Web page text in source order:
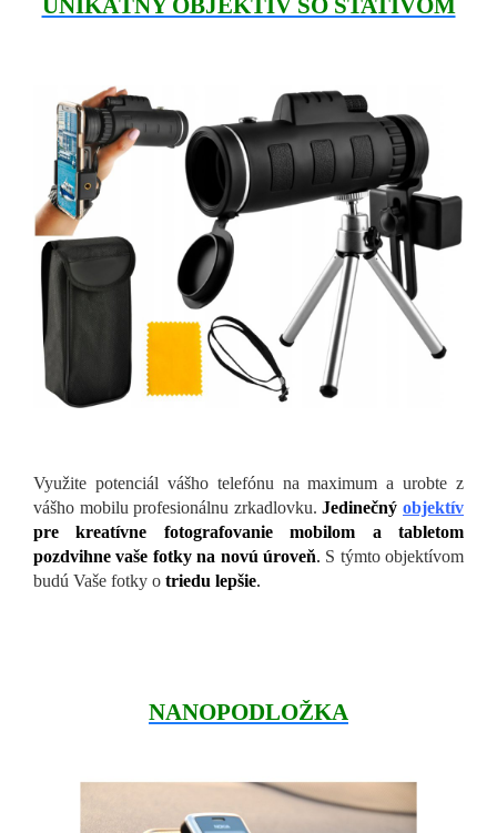
Využite potenciál vášho telefónu na maximum a urobte z
vášho mobilu profesionálnu zrkadlovku.Jedinečnýobjektív
pre kreatívne fotografovanie mobilom a tabletom
pozdvihne vaše fotky na novú úroveň. S týmto objektívom
budú Vaše fotky o triedu lepšie.
NANOPODLOŽKA